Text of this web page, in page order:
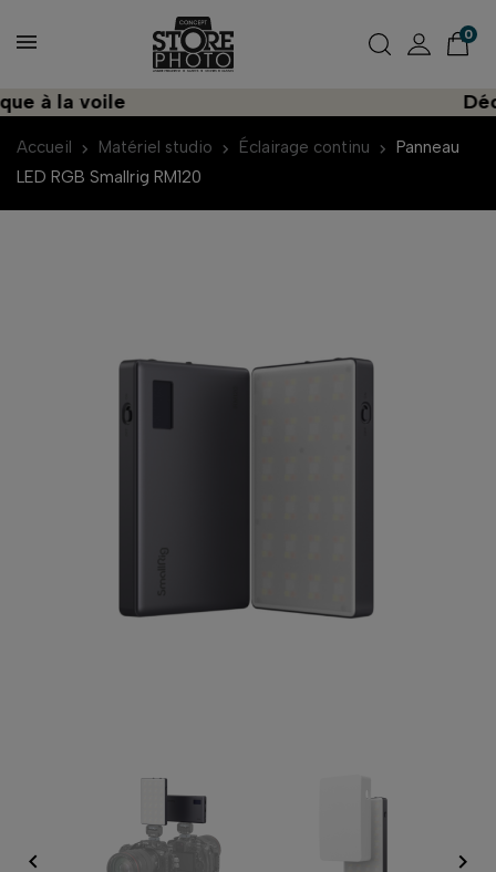
0
à la voile
Accueil Matériel studio Éclairage continu
Panneau
LED RGB Smallrig RM120
 